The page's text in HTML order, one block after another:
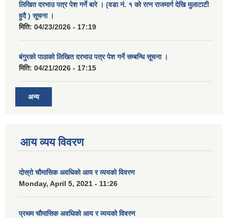
लिखित दरभाउ पत्र पेश गर्ने बारे । (वडा नं. १ को रत्न राजमार्ग देखि मुलाटाटी
हुदै ) सूचना ।
मिति: 04/23/2026 - 17:19
बंगुरको पाठाको लिखित दरभाउ पत्र पेश गर्ने सम्बन्धि सूचना ।
मिति: 04/21/2026 - 17:15
अन्य
आय व्यय विवरण
दोस्रो चौमासिक अवधिको आय र व्ययको विवरण
Monday, April 5, 2021 - 11:26
प्रथम चौमासिक अवधिको आय र व्ययको विवरण